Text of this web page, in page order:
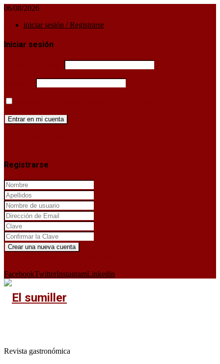
06/08/2026
iniciar sesión / Registrarse
Iniciar sesión
Registrarse
FacebookTwitterInstagramLinkedin
Revista gastronómica